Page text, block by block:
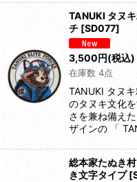
TANUKI タヌ
チ [SD077]
3,500円(税込)
在庫数 4点
TANUKI タヌ
のタヌキ文化
さを兼ね備え
ザインの 「
総本家たぬき
き文字タイプ [